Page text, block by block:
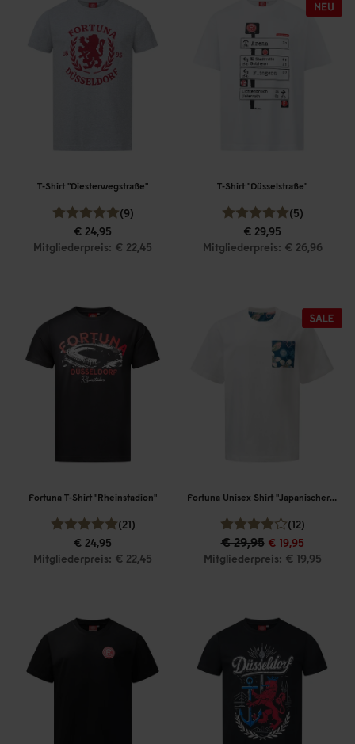
T-Shirt "Diesterwegstraße"
(9)
€ 24,95
Mitgliederpreis: € 22,45
T-Shirt "Düsselstraße"
(5)
€ 29,95
Mitgliederpreis: € 26,96
Fortuna T-Shirt "Rheinstadion"
(21)
€ 24,95
Mitgliederpreis: € 22,45
Fortuna Unisex Shirt "Japanischer Garten
(12)
€ 29,95 € 19,95
Mitgliederpreis: € 19,95